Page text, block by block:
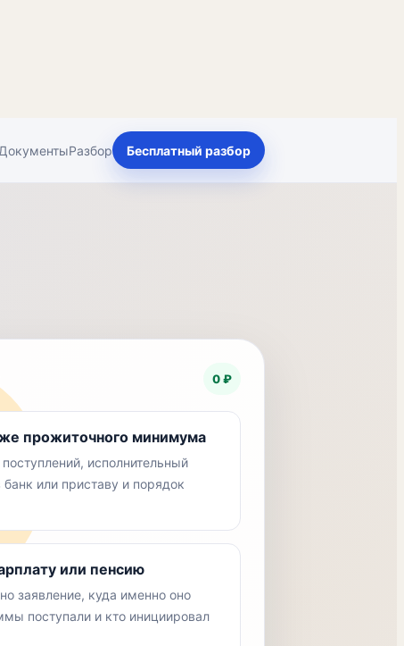
ДокументыРазбор Бесплатный разбор
0 ₽
прожиточного минимума
исполнительный
или приставу и порядок
или пенсию
заявление, куда именно оно
поступали и кто инициировал